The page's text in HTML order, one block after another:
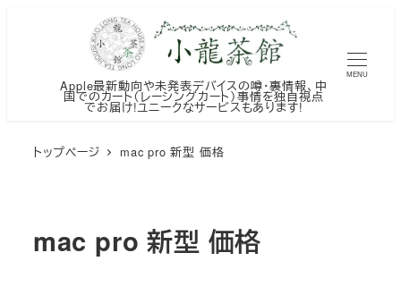
Apple最新動向や未発表デバイスの噂・裏情報、中
国でのカート（レーシングカート）事情を独自視点
でお届け!ユニークなサービスもあります!
MENU
トップページ mac pro 新型 価格
mac pro 新型 価格